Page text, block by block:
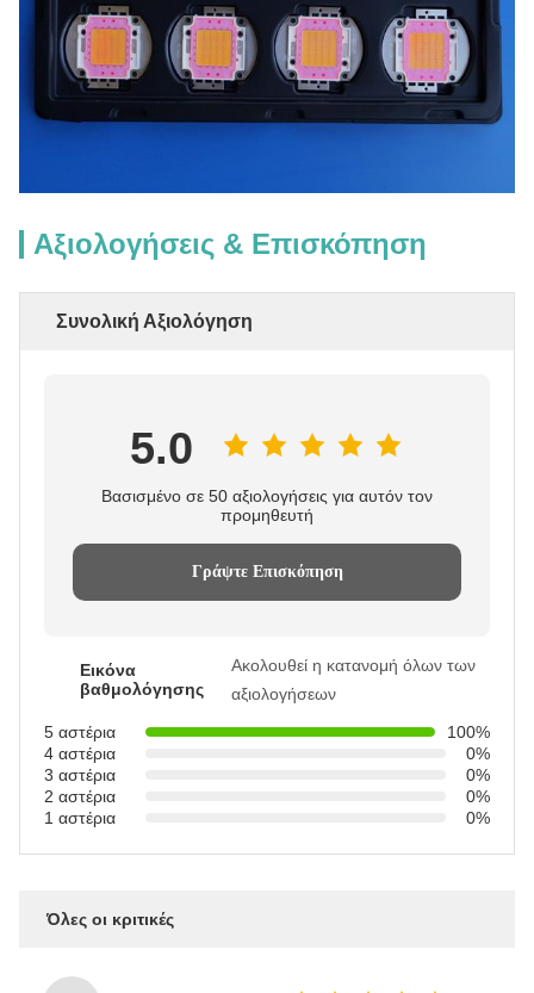
Αξιολογήσεις & Επισκόπηση
Συνολική Αξιολόγηση
5.0
Βασισμένο σε 50 αξιολογήσεις για αυτόν τον
προμηθευτή
Γράψτε Επισκόπηση
Εικόνα
βαθμολόγησης
Ακολουθεί η κατανομή όλων των
αξιολογήσεων
5 αστέρια
100%
4 αστέρια
0%
3 αστέρια
0%
2 αστέρια
0%
1 αστέρια
0%
Όλες οι κριτικές